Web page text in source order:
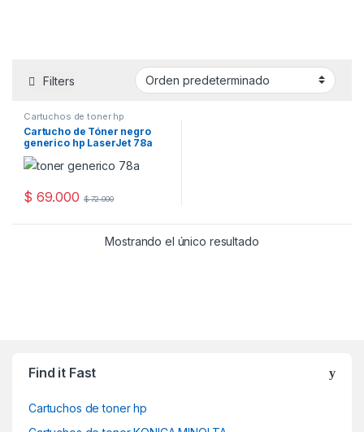
Filters
Cartuchos de toner hp
Cartucho de Tóner negro
generico hp LaserJet 78a
(CE 278A)
$ 69.000 $72.000
Mostrando el único resultado
Find it Fast
Cartuchos de toner hp